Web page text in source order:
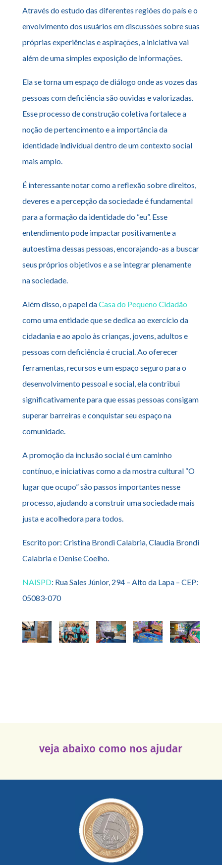
Através do estudo das diferentes regiões do país e o
envolvimento dos usuários em discussões sobre suas
próprias experiências e aspirações, a iniciativa vai
além de uma simples exposição de informações.
Ela se torna um espaço de diálogo onde as vozes das
pessoas com deficiência são ouvidas e valorizadas.
Esse processo de construção coletiva fortalece a
noção de pertencimento e a importância da
identidade individual dentro de um contexto social
mais amplo.
É interessante notar como a reflexão sobre direitos,
deveres e a percepção da sociedade é fundamental
para a formação da identidade do “eu”. Esse
entendimento pode impactar positivamente a
autoestima dessas pessoas, encorajando-as a buscar
seus próprios objetivos e a se integrar plenamente
na sociedade.
Além disso, o papel daCasa do Pequeno Cidadão
como uma entidade que se dedica ao exercício da
cidadania e ao apoio às crianças, jovens, adultos e
pessoas com deficiência é crucial. Ao oferecer
ferramentas, recursos e um espaço seguro para o
desenvolvimento pessoal e social, ela contribui
significativamente para que essas pessoas consigam
superar barreiras e conquistar seu espaço na
comunidade.
A promoção da inclusão social é um caminho
contínuo, e iniciativas como a da mostra cultural “O
lugar que ocupo” são passos importantes nesse
processo, ajudando a construir uma sociedade mais
justa e acolhedora para todos.
Escrito por: Cristina Brondi Calabria, Claudia Brondi
Calabria e Denise Coelho.
NAISPD: Rua Sales Júnior, 294 – Alto da Lapa – CEP:
05083-070
veja abaixo como nos ajudar
mail mostrando tudo o que fizemos com a sua ajuda
somada a de outras pessoas.
saiba mais